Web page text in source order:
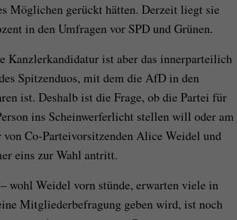
Möglichen gerückt hätten. Derzeit liegt sie
in den Umfragen vor SPD und Grünen.
Kanzlerkandidatur ist aber das innerparteilich
Spitzenduos, mit dem die AfD in den
ist. Deshalb ist die Frage, ob die Partei für
ins Scheinwerferlicht stellen will oder am
Co-Parteivorsitzenden Alice Weidel und
eins zur Wahl antritt.
wohl Weidel vorn stünde, erwarten viele in
Mitgliederbefragung geben wird, ist noch